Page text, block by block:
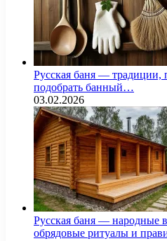
Русская баня — традиции,
подобрать банный…
03.02.2026
Русская баня — народные
обрядовые ритуалы и